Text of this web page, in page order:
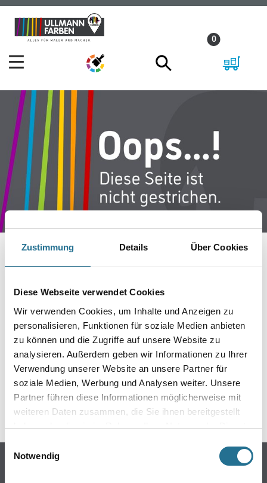
Zustimmung Details Über Cookies
Diese Webseite verwendet Cookies
Wir verwenden Cookies, um Inhalte und Anzeigen zu
personalisieren, Funktionen für soziale Medien anbieten
zu können und die Zugriffe auf unsere Website zu
analysieren. Außerdem geben wir Informationen zu Ihrer
Verwendung unserer Website an unsere Partner für
soziale Medien, Werbung und Analysen weiter. Unsere
Partner führen diese Informationen möglicherweise mit
weiteren Daten zusammen, die Sie ihnen bereitgestellt
haben oder die sie im Rahmen Ihrer Nutzung der Dienste
Einwilligungsauswahl
Notwendig
Zum
Inhalt
Zum
Navigationsmenü
0
IST AUFGETRETEN
Keine Sorge, wir pinseln schon an der Lösung und
werden das Problem so schnell wie möglich beheben.
Erkunden Sie in der Zwischenzeit unseren Online-Shop
und lassen Sie sich inspirieren.
ZURÜCK ZUM ONLINE-SHOP
Online-Shop